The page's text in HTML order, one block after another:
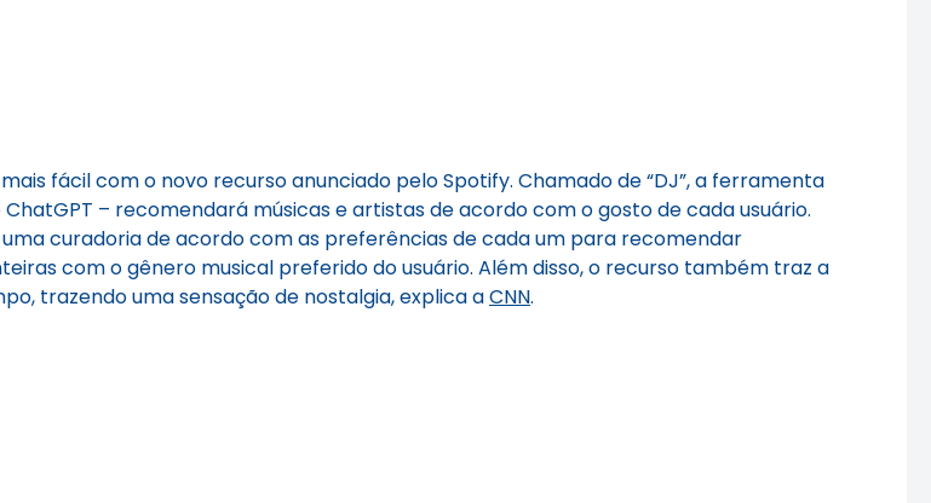
fácil com o novo recurso anunciado pelo Spotify. Chamado de “DJ”, a ferramenta
– recomendará músicas e artistas de acordo com o gosto de cada usuário.
curadoria de acordo com as preferências de cada um para recomendar
com o gênero musical preferido do usuário. Além disso, o recurso também traz a
trazendo uma sensação de nostalgia, explica aCNN.